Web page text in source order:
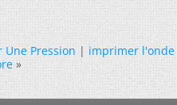
Une Pression|imprimer l'onde
»